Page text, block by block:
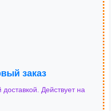
заказ
Действует на